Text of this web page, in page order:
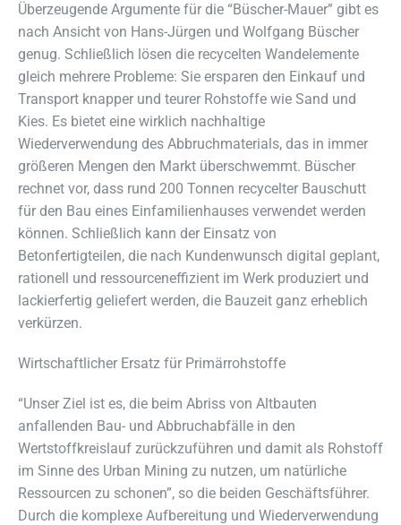
Überzeugende Argumente für die “Büscher-Mauer” gibt es
nach Ansicht von Hans-Jürgen und Wolfgang Büscher
genug. Schließlich lösen die recycelten Wandelemente
gleich mehrere Probleme: Sie ersparen den Einkauf und
Transport knapper und teurer Rohstoffe wie Sand und
Kies. Es bietet eine wirklich nachhaltige
Wiederverwendung des Abbruchmaterials, das in immer
größeren Mengen den Markt überschwemmt. Büscher
rechnet vor, dass rund 200 Tonnen recycelter Bauschutt
für den Bau eines Einfamilienhauses verwendet werden
können. Schließlich kann der Einsatz von
Betonfertigteilen, die nach Kundenwunsch digital geplant,
rationell und ressourceneffizient im Werk produziert und
lackierfertig geliefert werden, die Bauzeit ganz erheblich
verkürzen.
Wirtschaftlicher Ersatz für Primärrohstoffe
“Unser Ziel ist es, die beim Abriss von Altbauten
anfallenden Bau- und Abbruchabfälle in den
Wertstoffkreislauf zurückzuführen und damit als Rohstoff
im Sinne des Urban Mining zu nutzen, um natürliche
Ressourcen zu schonen”, so die beiden Geschäftsführer.
Durch die komplexe Aufbereitung und Wiederverwendung